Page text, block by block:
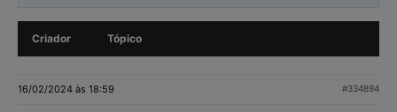
Criador Tópico
16/02/2024 às 18:59 #334894